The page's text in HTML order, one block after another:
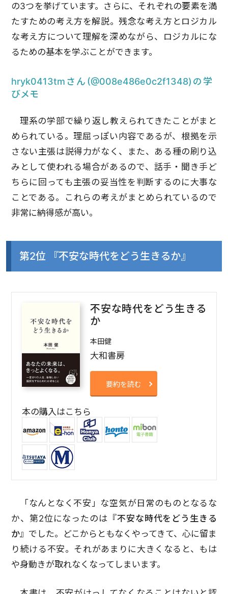
の3つを挙げています。さらに、それぞれの要素を満
たすための考え方を解説。残念な考え方とロジカル
な考え方について理解を深めながら、ロジカルにな
るための基本を学ぶことができます。
hryk0413tmさん(@008e486e0c2f1348)の学
びメモ
理系の学部で繰り返し教えられてきたことがまと
められている。理屈っぽい内容であるが、根拠を示
さない主張は説得力がなく、また、ある種の刷り込
みとして使われる場合があるので、話手・聞き手ど
ちらに回っても主張の妥当性を判断するのに大事な
ことである。これらの考えがまとめられているので
非常に納得感が高い。
第2位 『不安な時代をどう生きるか』
不安な時代をどう生きる
か
本田健
大和書房
要約を読む
本の購入はこちら
「なんとなく不安」な空気が日常のものとなるな
か、第2位になったのは『不安な時代をどう生きる
か』でした。どこからともなくやってきて、心に留ま
り続ける不安。それがあまりに大きくなると、もは
や身動きが取れなくなってしまいます。